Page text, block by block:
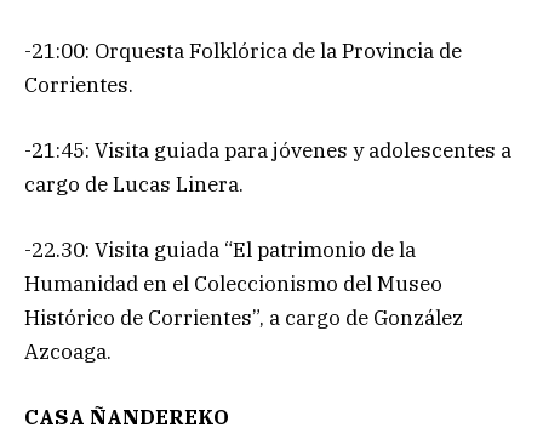
-21:00: Orquesta Folklórica de la Provincia de
Corrientes.
-21:45: Visita guiada para jóvenes y adolescentes a
cargo de Lucas Linera.
-22.30: Visita guiada “El patrimonio de la
Humanidad en el Coleccionismo del Museo
Histórico de Corrientes”, a cargo de González
Azcoaga.
CASA ÑANDEREKO